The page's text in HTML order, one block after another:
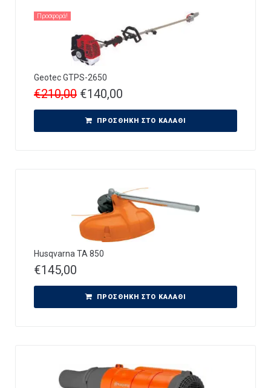
Προσφορά!
Geotec GTPS-2650
€210,00 €140,00
ΠΡΟΣΘΉΚΗ ΣΤΟ ΚΑΛΆΘΙ
Husqvarna TA 850
€145,00
ΠΡΟΣΘΉΚΗ ΣΤΟ ΚΑΛΆΘΙ